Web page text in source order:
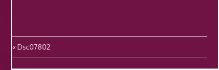
Beitragsnavigation
Vorheriger
Beitrag:
Dsc07802